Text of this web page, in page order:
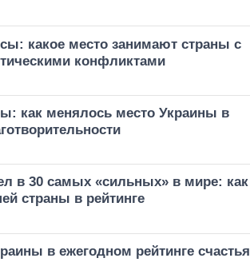
какое место занимают страны с
конфликтами
как менялось место Украины в
в 30 самых «сильных» в мире: как
страны в рейтинге
в ежегодном рейтинге счастья